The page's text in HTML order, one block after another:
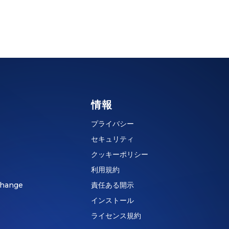
情報
プライバシー
セキュリティ
クッキーポリシー
利用規約
責任ある開示
インストール
ライセンス規約